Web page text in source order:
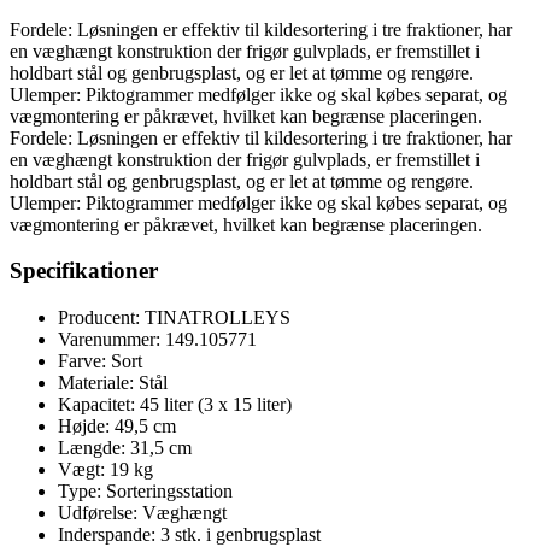
Fordele: Løsningen er effektiv til kildesortering i tre fraktioner, har
en væghængt konstruktion der frigør gulvplads, er fremstillet i
holdbart stål og genbrugsplast, og er let at tømme og rengøre.
Ulemper: Piktogrammer medfølger ikke og skal købes separat, og
vægmontering er påkrævet, hvilket kan begrænse placeringen.
Fordele: Løsningen er effektiv til kildesortering i tre fraktioner, har
en væghængt konstruktion der frigør gulvplads, er fremstillet i
holdbart stål og genbrugsplast, og er let at tømme og rengøre.
Ulemper: Piktogrammer medfølger ikke og skal købes separat, og
vægmontering er påkrævet, hvilket kan begrænse placeringen.
Specifikationer
Producent: TINATROLLEYS
Varenummer: 149.105771
Farve: Sort
Materiale: Stål
Kapacitet: 45 liter (3 x 15 liter)
Højde: 49,5 cm
Længde: 31,5 cm
Vægt: 19 kg
Type: Sorteringsstation
Udførelse: Væghængt
Inderspande: 3 stk. i genbrugsplast